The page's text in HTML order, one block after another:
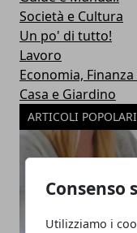
Consenso
Utilizziamo i
Società e Cultura
Un po' di tutto!
Lavoro
Economia,
Casa e Giardino
ARTICOLI POPOLARI